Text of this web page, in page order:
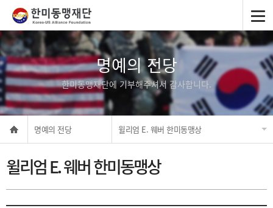
명예의 전당
한미동맹재단에 기부해주셔서 감사합니다.
명예의 전당 윌리엄 E. 웨버 한미동맹상
윌리엄 E. 웨버 한미동맹상